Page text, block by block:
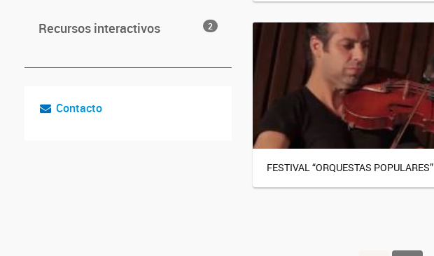
Recursos interactivos 2
Contacto
FESTIVAL “ORQUESTAS POPULARES”